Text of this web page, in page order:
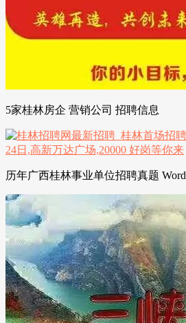
5家桂林房企 营销公司 招聘信息
历年广西桂林事业单位招聘真题